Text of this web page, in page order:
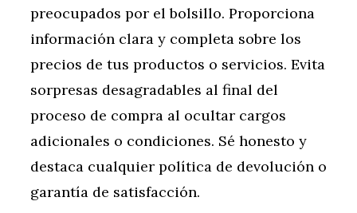
preocupados por el bolsillo. Proporciona
información clara y completa sobre los
precios de tus productos o servicios. Evita
sorpresas desagradables al final del
proceso de compra al ocultar cargos
adicionales o condiciones. Sé honesto y
destaca cualquier política de devolución o
garantía de satisfacción.